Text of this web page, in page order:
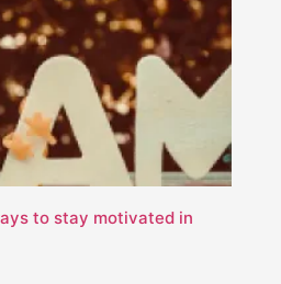
to stay motivated in